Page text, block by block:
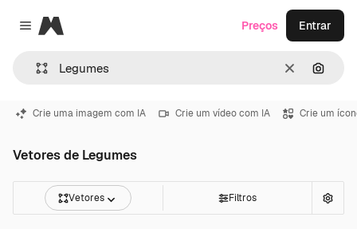
Close menu
Magnific
Limpar
Preços Entrar
Crie uma imagem com IA Crie um vídeo com IA Crie um
Vetores de Legumes
Vetores Filtros